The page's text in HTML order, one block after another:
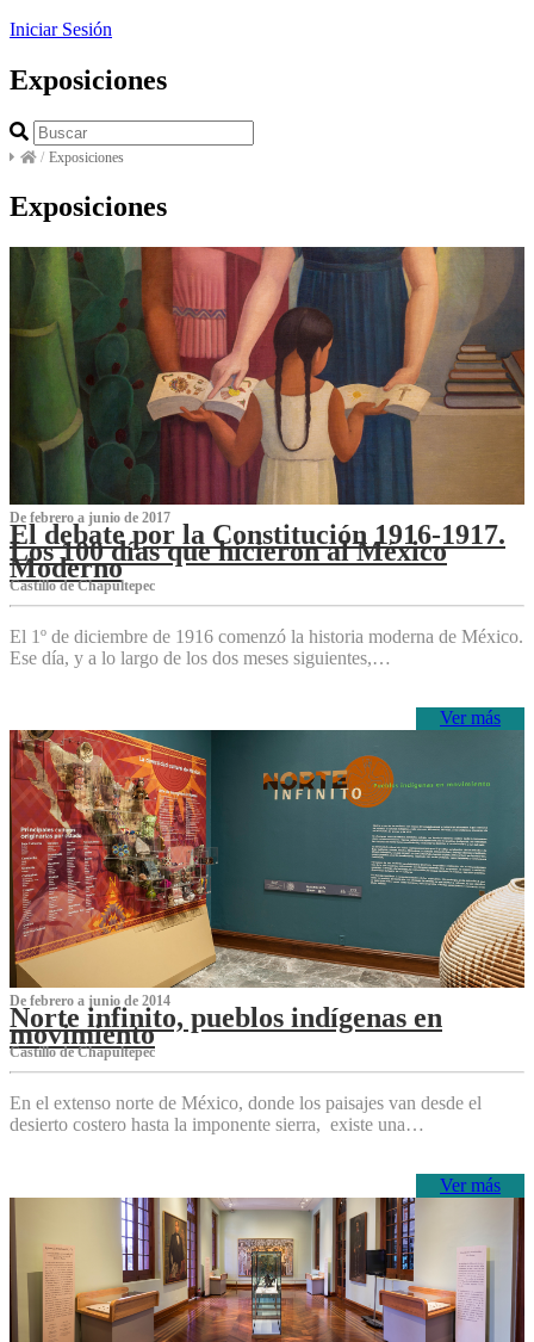
Iniciar Sesión
Exposiciones
/ Exposiciones
Exposiciones
De febrero a junio de 2017
El debate por la Constitución 1916-1917.
Los 100 días que hicieron al México
Moderno
Castillo de Chapultepec
El 1º de diciembre de 1916 comenzó la historia moderna de México.
Ese día, y a lo largo de los dos meses siguientes,…
Ver más
De febrero a junio de 2014
Norte infinito, pueblos indígenas en
movimiento
Castillo de Chapultepec
En el extenso norte de México, donde los paisajes van desde el
desierto costero hasta la imponente sierra, existe una…
Ver más